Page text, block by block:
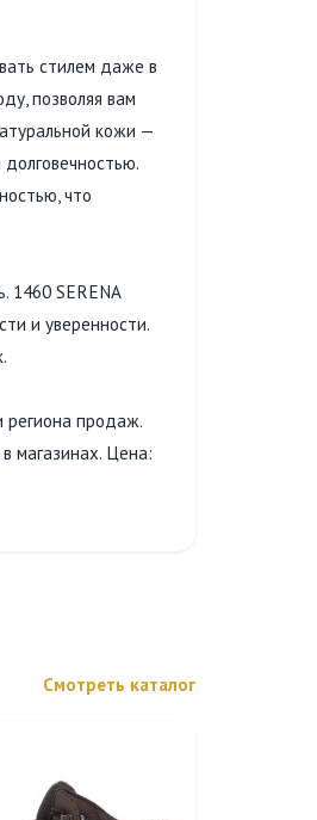
стилем даже в
позволяя вам
кожи —
что
1460 SERENA
и уверенности.
региона продаж.
магазинах. Цена:
Смотреть каталог